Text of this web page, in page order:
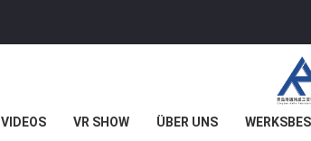
VIDEOS VR SHOW ÜBER UNS